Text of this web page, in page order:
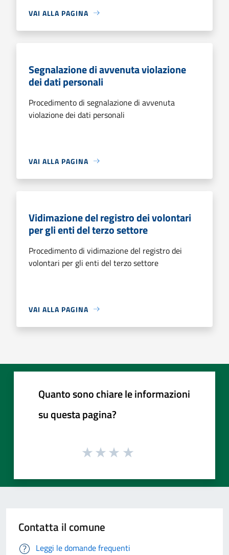
VAI ALLA PAGINA
Segnalazione di avvenuta violazione
dei dati personali
Procedimento di segnalazione di avvenuta
violazione dei dati personali
VAI ALLA PAGINA
Vidimazione del registro dei volontari
per gli enti del terzo settore
Procedimento di vidimazione del registro dei
volontari per gli enti del terzo settore
VAI ALLA PAGINA
Quanto sono chiare le informazioni
su questa pagina?
Contatta il comune
Leggi le domande frequenti